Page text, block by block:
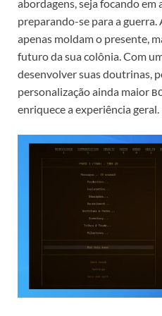
abordagens, seja focando
preparando-se para a guerra.
apenas moldam o presente,
futuro da sua colônia. Com
desenvolver suas doutrinas,
personalização ainda maior
enriquece a experiência geral.